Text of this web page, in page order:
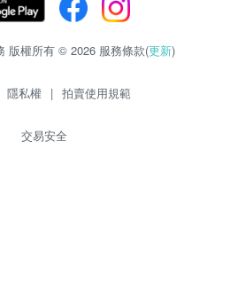
版權所有 © 2026 服務條款(更新)
隱私權 | 拍賣使用規範
交易安全